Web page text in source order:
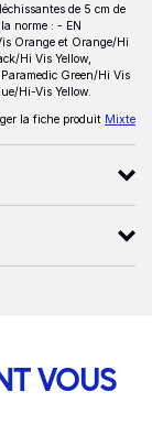
de 5 cm de
norme : - EN
Orange et Orange/Hi
Hi Vis Yellow,
Green/Hi Vis
Hi-Vis Yellow.
la fiche produit Mixte
VOUS